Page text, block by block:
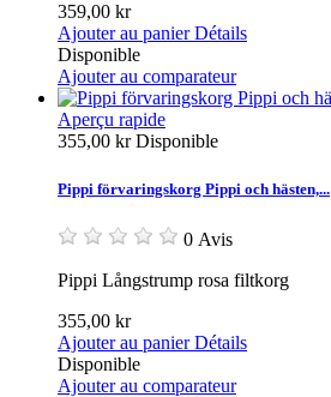
359,00 kr
Ajouter au panier Détails
Disponible
Ajouter au comparateur
Aperçu rapide
355,00 krDisponible
Pippi förvaringskorg Pippi och hästen,...
0 Avis
Pippi Långstrump rosa filtkorg
355,00 kr
Ajouter au panier Détails
Disponible
Ajouter au comparateur